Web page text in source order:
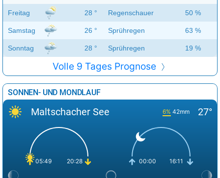
Freitag 28 ° Regenschauer 50 %
Samstag 26 ° Sprühregen 63 %
Sonntag 28 ° Sprühregen 19 %
Volle 9 Tages Prognose
SONNEN- UND MONDLAUF
Maltschacher See 6% 42mm 27°
05:49 20:28 00:00 16:11